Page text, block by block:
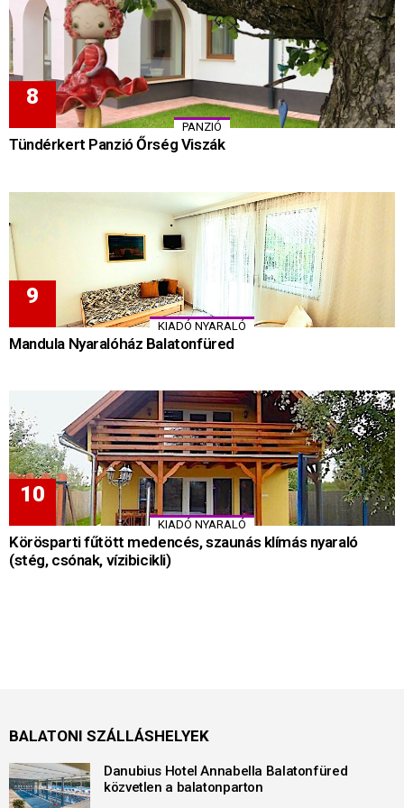
PANZIÓ
Tündérkert Panzió Őrség Viszák
KIADÓ NYARALÓ
Mandula Nyaralóház Balatonfüred
KIADÓ NYARALÓ
Körösparti fűtött medencés, szaunás klímás nyaraló
(stég, csónak, vízibicikli)
BALATONI SZÁLLÁSHELYEK
Danubius Hotel Annabella Balatonfüred
közvetlen a balatonparton